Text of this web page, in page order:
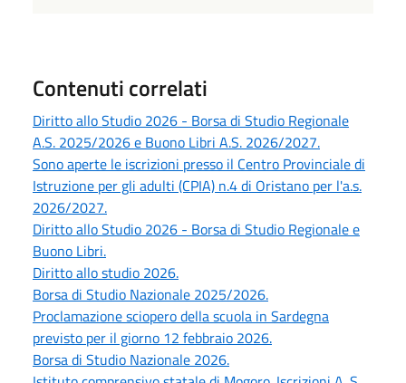
Contenuti correlati
Diritto allo Studio 2026 - Borsa di Studio Regionale
A.S. 2025/2026 e Buono Libri A.S. 2026/2027.
Sono aperte le iscrizioni presso il Centro Provinciale di
Istruzione per gli adulti (CPIA) n.4 di Oristano per l'a.s.
2026/2027.
Diritto allo Studio 2026 - Borsa di Studio Regionale e
Buono Libri.
Diritto allo studio 2026.
Borsa di Studio Nazionale 2025/2026.
Proclamazione sciopero della scuola in Sardegna
previsto per il giorno 12 febbraio 2026.
Borsa di Studio Nazionale 2026.